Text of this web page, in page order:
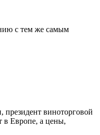
с тем же самым
президент виноторговой
в Европе, а цены,